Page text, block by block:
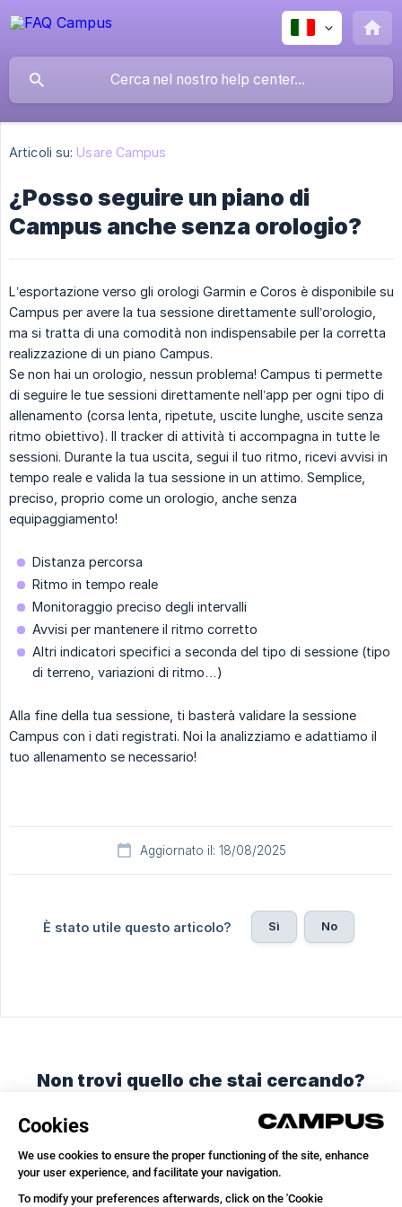
Articoli su: Usare Campus
¿Posso seguire un piano di
Campus anche senza orologio?
L’esportazione verso gli orologi Garmin e Coros è disponibile su
Campus per avere la tua sessione direttamente sull’orologio,
ma si tratta di una comodità non indispensabile per la corretta
realizzazione di un piano Campus.
Se non hai un orologio, nessun problema! Campus ti permette
di seguire le tue sessioni direttamente nell’app per ogni tipo di
allenamento (corsa lenta, ripetute, uscite lunghe, uscite senza
ritmo obiettivo). Il tracker di attività ti accompagna in tutte le
sessioni. Durante la tua uscita, segui il tuo ritmo, ricevi avvisi in
tempo reale e valida la tua sessione in un attimo. Semplice,
preciso, proprio come un orologio, anche senza
equipaggiamento!
Distanza percorsa
Ritmo in tempo reale
Monitoraggio preciso degli intervalli
Avvisi per mantenere il ritmo corretto
Altri indicatori specifici a seconda del tipo di sessione (tipo
di terreno, variazioni di ritmo…)
Alla fine della tua sessione, ti basterà validare la sessione
Campus con i dati registrati. Noi la analizziamo e adattiamo il
tuo allenamento se necessario!
Aggiornato il: 18/08/2025
È stato utile questo articolo? Sì No
Non trovi quello che stai cercando?
Chatta con noi o inviaci un'email.
Chatta con noi Inviaci un'email